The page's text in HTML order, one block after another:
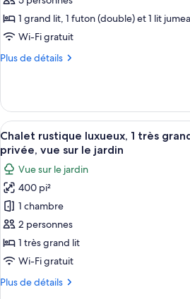
bain
privée
bain
privée
de
chambre :
rustique
lits,
non-
fumeur,
salle
de
bain
privée
1 grand lit, 1 futon (double) et 1 lit
Wi-Fi gratuit
Plus de détails
Plus
Chalet
rustique
économique,
Plusieurs
lits,
non-
fumeur,
salle
de
bain
Afficher
toutes
les
photos
pour
ce
type
de
chambre :
rustique
Une
7
Chalet rustique luxueux, 1 très
privée, vue sur le jardin
Vue sur le jardin
400 pi²
1 chambre
2 personnes
1 très grand lit
Wi-Fi gratuit
Plus de détails
Plus